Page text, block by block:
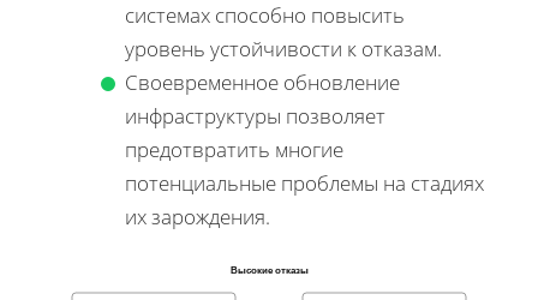
системах способно повысить
уровень устойчивости к отказам.
Своевременное обновление
инфраструктуры позволяет
предотвратить многие
потенциальные проблемы на стадиях
их зарождения.
Высокие отказы